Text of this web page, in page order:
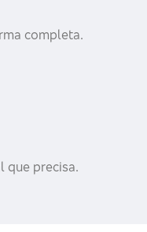
completa.
que precisa.